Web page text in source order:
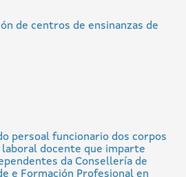
de centros de ensinanzas de
persoal funcionario dos corpos
docente que imparte
da Consellería de
e Formación Profesional en